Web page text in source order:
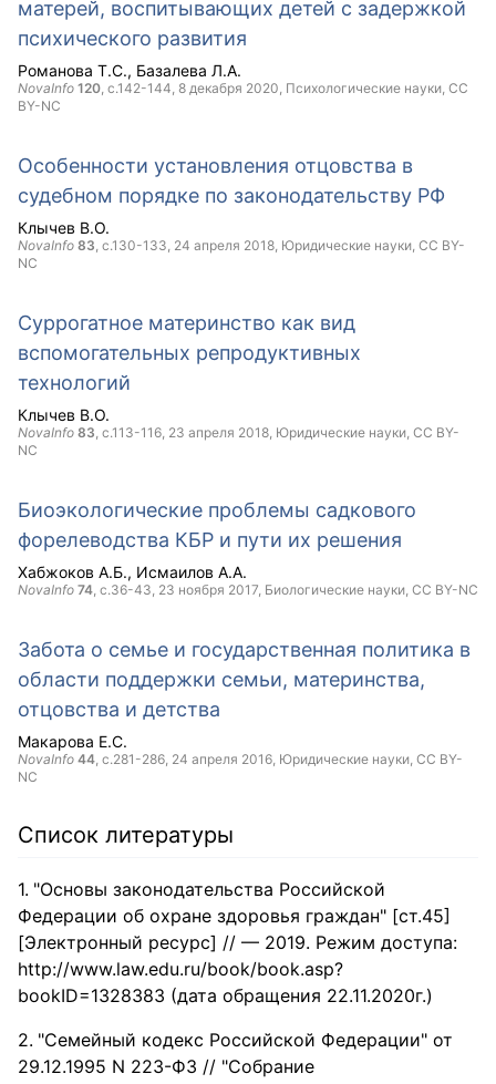
матерей, воспитывающих детей с задержкой
психического развития
Романова Т.С. Базалева Л.А.
NovaInfo 120, с.142-144, 8 декабря 2020, Психологические науки, CC
BY-NC
Особенности установления отцовства в
судебном порядке по законодательству РФ
Клычев В.О.
NovaInfo 83, с.130-133, 24 апреля 2018, Юридические науки, CC BY-
NC
Суррогатное материнство как вид
вспомогательных репродуктивных
технологий
Клычев В.О.
NovaInfo 83, с.113-116, 23 апреля 2018, Юридические науки, CC BY-
NC
Биоэкологические проблемы садкового
форелеводства КБР и пути их решения
Хабжоков А.Б. Исмаилов А.А.
NovaInfo 74, с.36-43, 23 ноября 2017, Биологические науки, CC BY-NC
Забота о семье и государственная политика в
области поддержки семьи, материнства,
отцовства и детства
Макарова Е.С.
NovaInfo 44, с.281-286, 24 апреля 2016, Юридические науки, CC BY-
NC
Список литературы
"Основы законодательства Российской
Федерации об охране здоровья граждан" [ст.45]
[Электронный ресурс] // — 2019. Режим доступа:
http://www.law.edu.ru/book/book.asp?
bookID=1328383 (дата обращения 22.11.2020г.)
"Семейный кодекс Российской Федерации" от
29.12.1995 N 223-ФЗ // "Собрание